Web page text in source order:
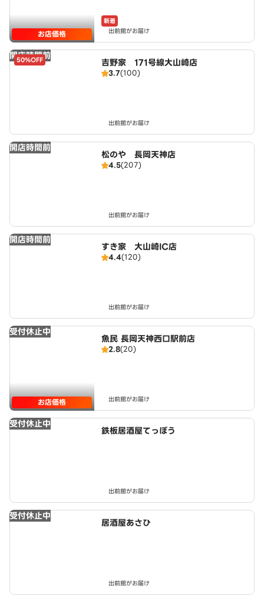
お店価格
新着
出前館がお届け
開店時間前
50%OFF 吉野家 171号線大山崎店
3.7(100)
出前館がお届け
開店時間前
松のや 長岡天神店
4.5(207)
出前館がお届け
開店時間前
すき家 大山崎IC店
4.4(120)
出前館がお届け
受付休止中
お店価格
魚民 長岡天神西口駅前店
2.8(20)
出前館がお届け
受付休止中
鉄板居酒屋てっぽう
出前館がお届け
受付休止中
居酒屋あさひ
出前館がお届け